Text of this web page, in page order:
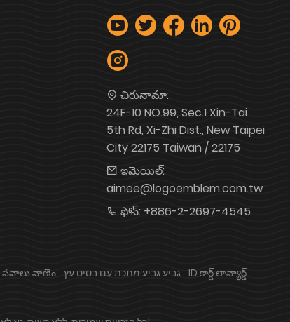
చిరునామా:
24F-10 NO.99, Sec.1 Xin-Tai
5th Rd, Xi-Zhi Dist., New Taipei
City 22175 Taiwan / 22175
ఇమెయిల్:
aimee@logoemblem.com.tw
ఫోన్: +886-2-2697-4545
సవాలు నాణెం גביע גביע מתכת עם בסיס עץ ID కార్డ్ లాన్యార్డ్